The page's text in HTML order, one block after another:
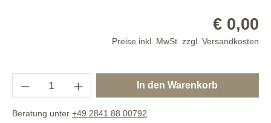
€ 0,00
Preise inkl. MwSt. zzgl. Versandkosten
In den Warenkorb
Beratung unter +49 2841 88 00792